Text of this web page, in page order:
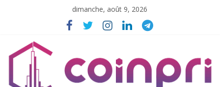
dimanche, août 9, 2026